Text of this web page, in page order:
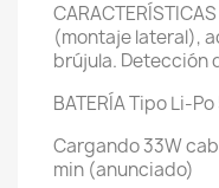
CARACTERÍSTICAS
(montaje lateral),
brújula. Detección
BATERÍATipoLi-
Cargando33W
min (anunciado)